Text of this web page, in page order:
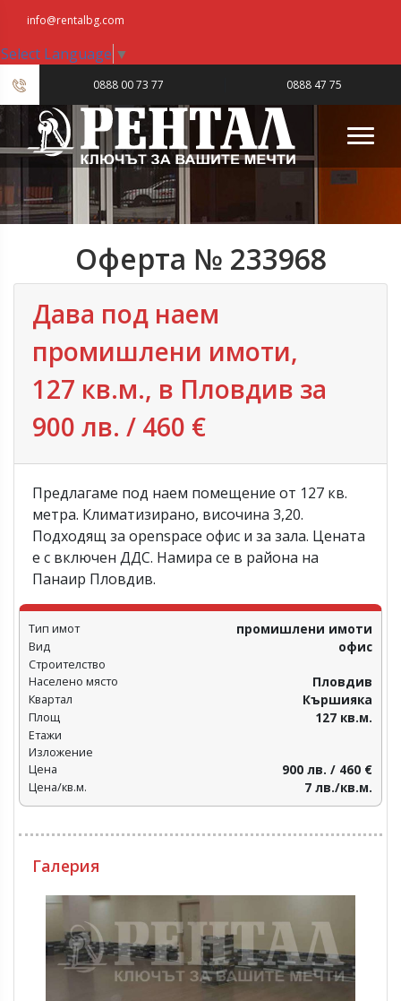
info@rentalbg.com
Select Language ▼
0888 00 73 77 0888 47 75
23
Оферта № 233968
Дава под наем
промишлени имоти,
127 кв.м., в Пловдив‎ за
900 лв. / 460 €
Предлагаме под наем помещение от 127 кв.
метра. Климатизирано, височина 3,20.
Подходящ за openspace офис и за зала. Цената
е с включен ДДС. Намира се в района на
Панаир Пловдив.
Тип имот промишлени имоти
Вид офис
Строителство
Населено място
Пловдив‎
Квартал Кършияка
Площ 127 кв.м.
Етажи
Изложение
Цена
900 лв. / 460 €
Цена/кв.м. 7 лв./кв.м.
Галерия